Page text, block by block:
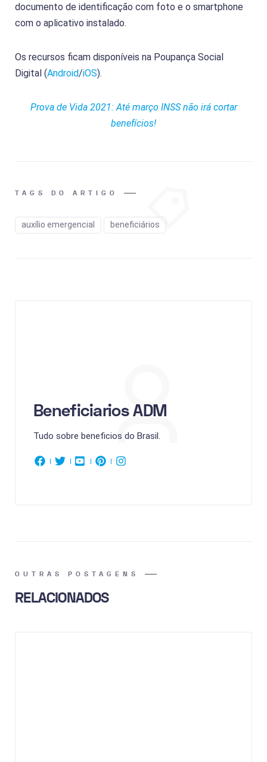
documento de identificação com foto e o smartphone
com o aplicativo instalado.
Os recursos ficam disponíveis na Poupança Social
Digital (Android/iOS).
Prova de Vida 2021: Até março INSS não irá cortar
benefícios!
TAGS DO ARTIGO
auxílio emergencial beneficiários
Beneficiarios ADM
Tudo sobre beneficios do Brasil.
OUTRAS POSTAGENS
RELACIONADOS